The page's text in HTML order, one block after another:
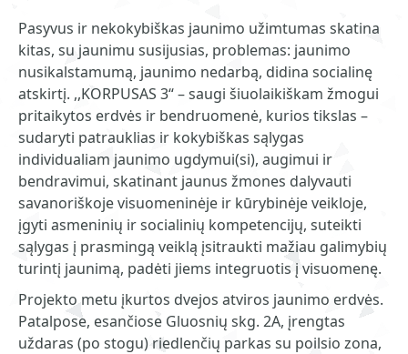
Pasyvus ir nekokybiškas jaunimo užimtumas skatina
kitas, su jaunimu susijusias, problemas: jaunimo
nusikalstamumą, jaunimo nedarbą, didina socialinę
atskirtį. ,,KORPUSAS 3“ – saugi šiuolaikiškam žmogui
pritaikytos erdvės ir bendruomenė, kurios tikslas –
sudaryti patrauklias ir kokybiškas sąlygas
individualiam jaunimo ugdymui(si), augimui ir
bendravimui, skatinant jaunus žmones dalyvauti
savanoriškoje visuomeninėje ir kūrybinėje veikloje,
įgyti asmeninių ir socialinių kompetencijų, suteikti
sąlygas į prasmingą veiklą įsitraukti mažiau galimybių
turintį jaunimą, padėti jiems integruotis į visuomenę.
Projekto metu įkurtos dvejos atviros jaunimo erdvės.
Patalpose, esančiose Gluosnių skg. 2A, įrengtas
uždaras (po stogu) riedlenčių parkas su poilsio zona,